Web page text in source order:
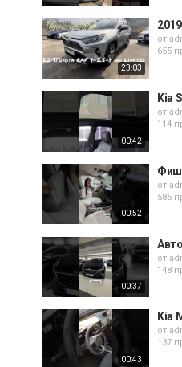
23:03
от
655
00:42
Kia
от
114
00:52
от
585
00:37
от
148
00:43
Kia
от
137